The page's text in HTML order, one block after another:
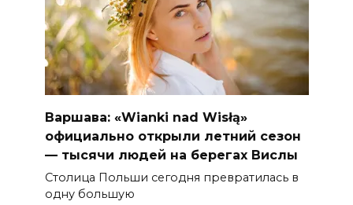
Варшава: «Wianki nad Wisłą»
официально открыли летний сезон
— тысячи людей на берегах Вислы
Столица Польши сегодня превратилась в
одну большую